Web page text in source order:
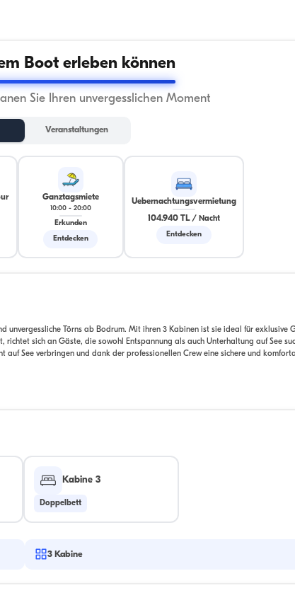
Boot erleben können
Sie Ihren unvergesslichen Moment
Veranstaltungen
Ganztagsmiete
10:00- 20:00
Erkunden
Entdecken
Uebernachtungsvermietung
104.940 TL/ Nacht
Entdecken
Törns ab Bodrum. Mit ihren 3 Kabinen ist sie ideal für exklusive
richtet sich an Gäste, die sowohl Entspannung als auch Unterhaltung auf See
auf See verbringen und dank der professionellen Crew eine sichere und
Kabine 3
Doppelbett
3 Kabine